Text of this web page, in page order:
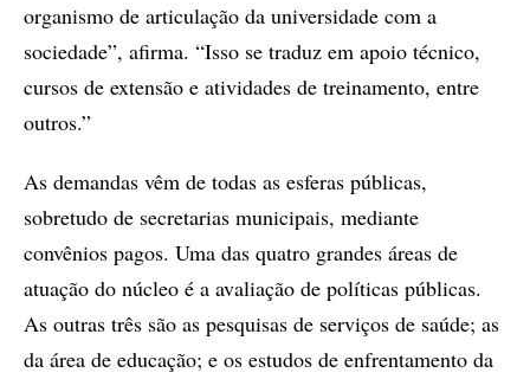
organismo de articulação da universidade com a
sociedade”, afirma. “Isso se traduz em apoio técnico,
cursos de extensão e atividades de treinamento, entre
outros.”
As demandas vêm de todas as esferas públicas,
sobretudo de secretarias municipais, mediante
convênios pagos. Uma das quatro grandes áreas de
atuação do núcleo é a avaliação de políticas públicas.
As outras três são as pesquisas de serviços de saúde; as
da área de educação; e os estudos de enfrentamento da